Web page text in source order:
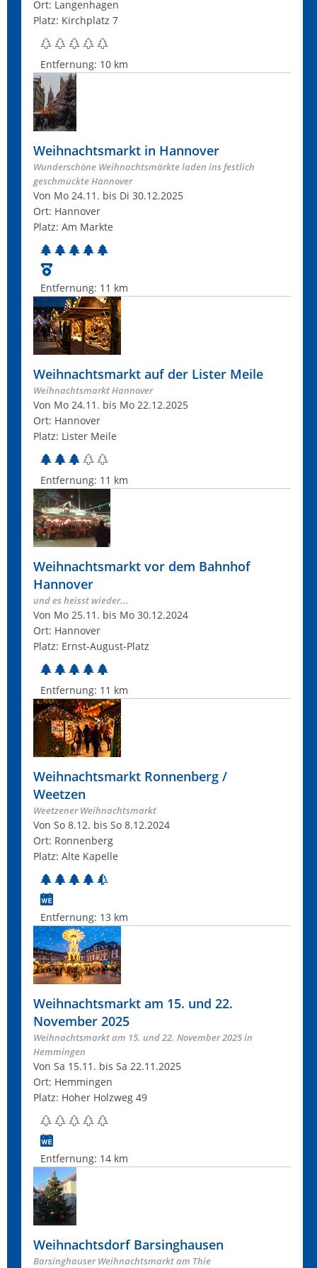
Ort: Langenhagen
Platz: Kirchplatz 7
Entfernung: 10 km
Weihnachtsmarkt in Hannover
Wunderschöne Weihnachtsmärkte laden ins festlich
geschmückte Hannover
Von Mo 24.11. bis Di 30.12.2025
Ort: Hannover
Platz: Am Markte
Entfernung: 11 km
Weihnachtsmarkt auf der Lister Meile
Weihnachtsmarkt Hannover
Von Mo 24.11. bis Mo 22.12.2025
Ort: Hannover
Platz: Lister Meile
Entfernung: 11 km
Weihnachtsmarkt vor dem Bahnhof
Hannover
und es heisst wieder...
Von Mo 25.11. bis Mo 30.12.2024
Ort: Hannover
Platz: Ernst-August-Platz
Entfernung: 11 km
Weihnachtsmarkt Ronnenberg /
Weetzen
Weetzener Weihnachtsmarkt
Von So 8.12. bis So 8.12.2024
Ort: Ronnenberg
Platz: Alte Kapelle
Entfernung: 13 km
Weihnachtsmarkt am 15. und 22.
November 2025
Weihnachtsmarkt am 15. und 22. November 2025 in
Hemmingen
Von Sa 15.11. bis Sa 22.11.2025
Ort: Hemmingen
Platz: Hoher Holzweg 49
Entfernung: 14 km
Weihnachtsdorf Barsinghausen
Barsinghauser Weihnachtsmarkt am Thie